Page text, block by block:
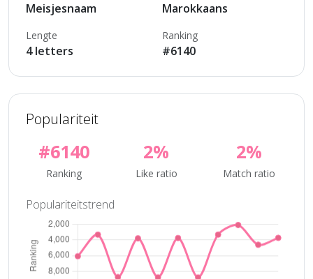
Meisjesnaam Marokkaans
Lengte
4 letters
Ranking
#6140
Populariteit
#6140
Ranking
2%
Like ratio
2%
Match ratio
Populariteitstrend